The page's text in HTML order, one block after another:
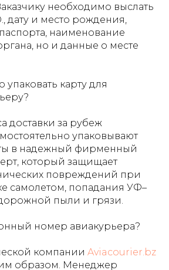
необходимо выслать
дату и место рождения,
наименование
но и данные о месте
упаковать карту для
доставки за рубеж
упаковывают
в надежный фирменный
который защищает
повреждений при
самолетом, попадания УФ–
пыли и грязи.
номер авиакурьера?
компании Aviacourier.bz
образом. Менеджер